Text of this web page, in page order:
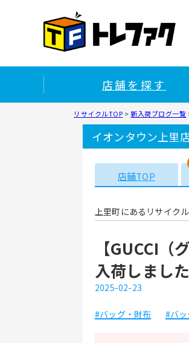
店舗を探す
リサイクルTOP >新入荷ブログ一覧
イオンタウン上里
店舗TOP
上里町にあるリサイク
【GUCCI
入荷しました
2025-02-23
#バッグ・財布 #バ